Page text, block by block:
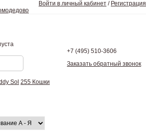
Войти в личный кабинет / Регистрация
+7 (495) 510-3606
Заказать обратный звонок
Sol 255 Кошки